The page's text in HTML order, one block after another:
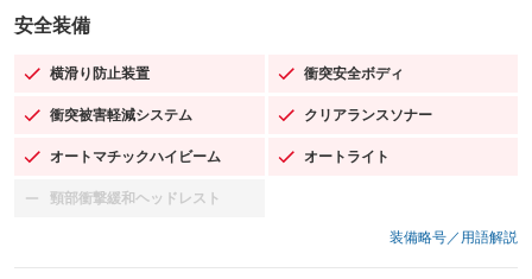
安全装備
横滑り防止装置
：装備あり 衝突安全ボディ
：装備あり
衝突被害軽減システム
：装備あり クリアランスソナー
：装備あり
オートマチックハイビーム
：装備あり オートライト
：装備あり
頸部衝撃緩和ヘッドレスト
：装備なし
装備略号／用語解説